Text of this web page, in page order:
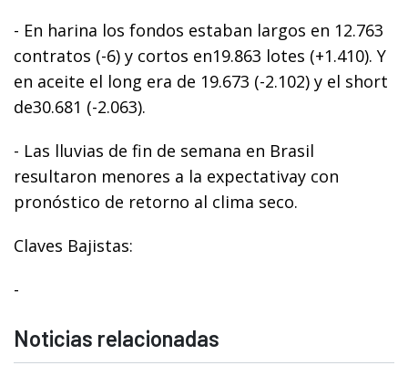
- En harina los fondos estaban largos en 12.763
contratos (-6) y cortos en19.863 lotes (+1.410). Y
en aceite el long era de 19.673 (-2.102) y el short
de30.681 (-2.063).
- Las lluvias de fin de semana en Brasil
resultaron menores a la expectativay con
pronóstico de retorno al clima seco.
Claves Bajistas:
-
Noticias relacionadas